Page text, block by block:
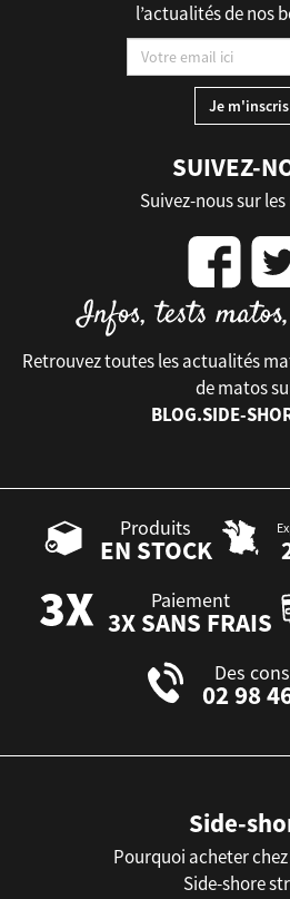
l’actualités de nos
SUIVEZ-
Suivez-nous sur
Retrouvez toutes les actualités
de matos
BLOG.SIDE-
Produits
EN STOCK
Paiement
3X SANS FRAIS
Des
02 98
Side-
Pourquoi acheter
Side-shore